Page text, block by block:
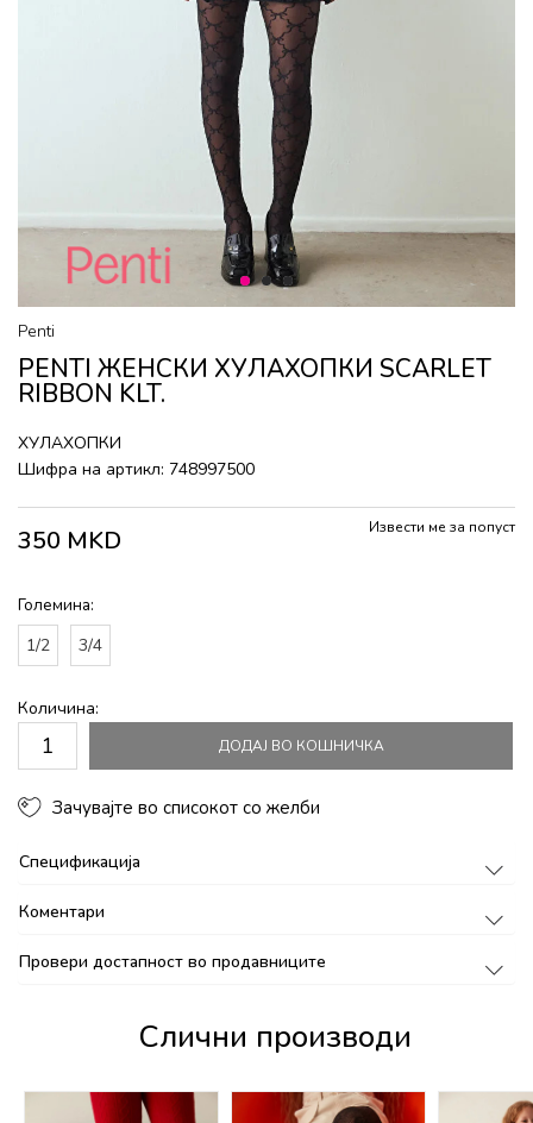
1 2 3
Penti
PENTI ЖЕНСКИ ХУЛАХОПКИ SCARLET
RIBBON KLT.
ХУЛАХОПКИ
Шифра на артикл: 748997500
350 MKD Извести ме за попуст
Големина:
1/2
3/4
Количина:
ДОДАЈ ВО КОШНИЧКА
Зачувајте во списокот со желби
Спецификација
Коментари
Провери достапност во продавниците
Слични производи